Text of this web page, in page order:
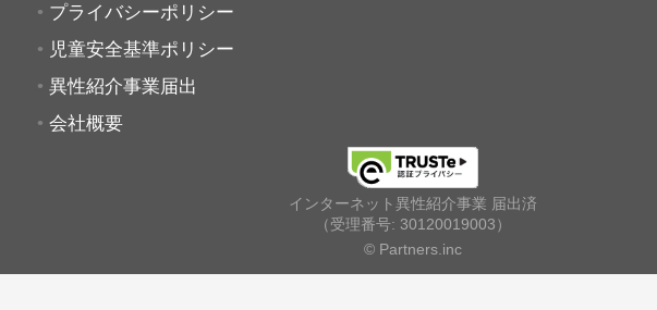
プライバシーポリシー
児童安全基準ポリシー
異性紹介事業届出
会社概要
インターネット異性紹介事業 届出済
（受理番号: 30120019003）
© Partners.inc